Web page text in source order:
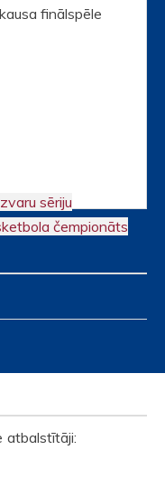
finālspēle
sēriju
čempionāts
atbalstītāji: